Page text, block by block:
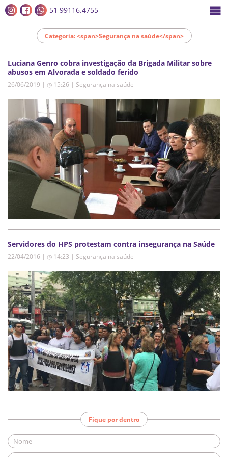
51 99116.4755
Categoria: <span>Segurança na saúde</span>
Luciana Genro cobra investigação da Brigada Militar sobre
abusos em Alvorada e soldado ferido
26/06/2019 | ◷ 15:26 | Segurança na saúde
Servidores do HPS protestam contra insegurança na Saúde
22/04/2016 | ◷ 14:23 | Segurança na saúde
Fique por dentro